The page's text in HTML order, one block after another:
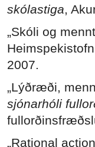
skólastiga,
„Skóli og
2007.
„Lýðræði,
sjónarhóli
„Rational